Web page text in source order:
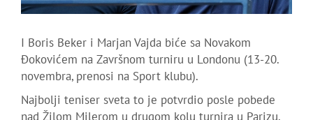
I Boris Beker i Marjan Vajda biće sa Novakom
Đokovićem na Završnom turniru u Londonu (13-20.
novembra, prenosi na Sport klubu).
Najbolji teniser sveta to je potvrdio posle pobede
nad Žilom Milerom u drugom kolu turnira u Parizu.